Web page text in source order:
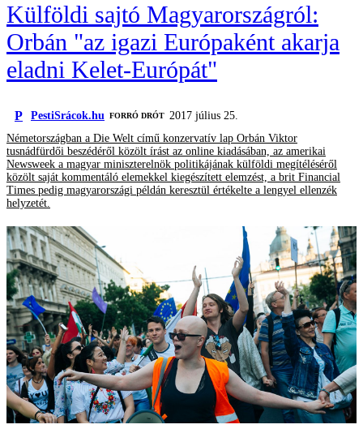
Külföldi sajtó Magyarországról:
Orbán "az igazi Európaként akarja
eladni Kelet-Európát"
P PestiSrácok.hu FORRÓ DRÓT 2017 július 25.
Németországban a Die Welt című konzervatív lap Orbán Viktor
tusnádfürdői beszédéről közölt írást az online kiadásában, az amerikai
Newsweek a magyar miniszterelnök politikájának külföldi megítéléséről
közölt saját kommentáló elemekkel kiegészített elemzést, a brit Financial
Times pedig magyarországi példán keresztül értékelte a lengyel ellenzék
helyzetét.